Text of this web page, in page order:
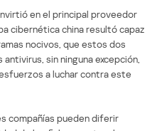
en el principal proveedor
cibernética china resultó capaz
nocivos, que estos dos
sin ninguna excepción,
a luchar contra este
compañías pueden diferir